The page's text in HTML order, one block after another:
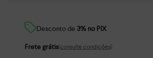
Desconto de 3% no PIX
Frete grátis(consulte condições)